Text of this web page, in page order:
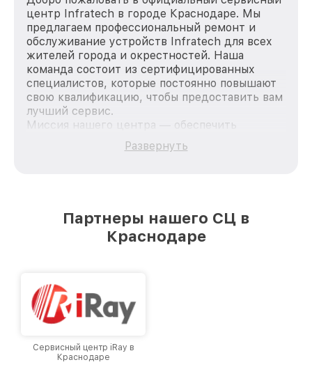
центр Infratech в городе Краснодаре. Мы
предлагаем профессиональный ремонт и
обслуживание устройств Infratech для всех
жителей города и окрестностей. Наша
команда состоит из сертифицированных
специалистов, которые постоянно повышают
свою квалификацию, чтобы предоставить вам
лучший сервис.
Миссия нашего центра — обеспечить
качественный и доступный ремонт для
каждого пользователя продукции Infratech,
лучшим сервисным центром Infratech в
городе Краснодаре, постоянно повышая
Развернуть
Партнеры нашего СЦ в
Краснодаре
Сервисный центр iRay в
Краснодаре